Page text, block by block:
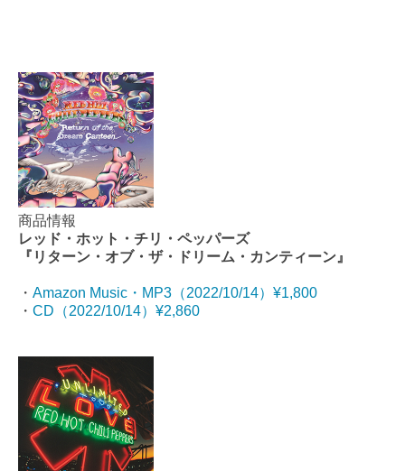
商品情報
レッド・ホット・チリ・ペッパーズ
『リターン・オブ・ザ・ドリーム・カンティーン』
・ Amazon Music・MP3（2022/10/14）¥1,800
・ CD（2022/10/14）¥2,860